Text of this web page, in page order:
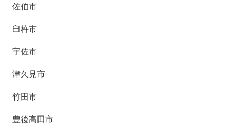
佐伯市
臼杵市
宇佐市
津久見市
竹田市
豊後高田市